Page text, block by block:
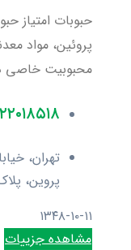
حبوبات امتیاز
پروئین، مواد
محبوبیت خاصی
تهران،
پروین، پلاک ۴۶، طبقه
۱۳۴۸-۱۰-۱۱
مشاهده جزییات